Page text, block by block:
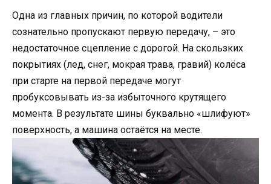
Одна из главных причин, по которой водители
сознательно пропускают первую передачу, – это
недостаточное сцепление с дорогой. На скользких
покрытиях (лед, снег, мокрая трава, гравий) колёса
при старте на первой передаче могут
пробуксовывать из-за избыточного крутящего
момента. В результате шины буквально «шлифуют»
поверхность, а машина остаётся на месте.